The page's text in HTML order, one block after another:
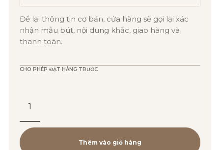
Để lại thông tin cơ bản, cửa hàng sẽ gọi lại xác
nhận mẫu bút, nội dung khắc, giao hàng và
thanh toán.
CHO PHÉP ĐẶT HÀNG TRƯỚC
Cao
Cấp
Thêm vào giỏ hàng